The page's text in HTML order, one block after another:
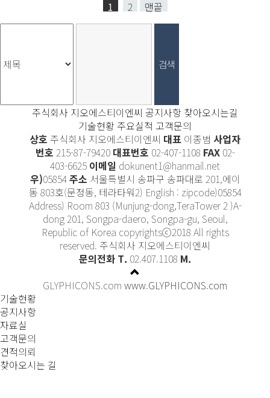
1 2 맨끝
주식회사 지오에스티이엔씨 공지사항 찾아오시는길
기술현황 주요실적 고객문의
상호 주식회사 지오에스티이엔씨 대표 이종범 사업자
번호 215-87-79420 대표번호 02-407-1108 FAX02-
403-6625 이메일 dokunent1@hanmail.net
우)05854주소 서울특별시 송파구 송파대로 201,에이
동 803호(문정동, 테라타워2) English : zipcode)05854
Address) Room 803 (Munjung-dong,TeraTower 2 )A-
dong 201, Songpa-daero, Songpa-gu, Seoul,
Republic of Korea copyrightsⓒ2018 All rights
reserved. 주식회사 지오에스티이엔씨
문의전화 T. 02.407.1108 M.
GLYPHICONS.com www.GLYPHICONS.com
기술현황
공지사항
자료실
고객문의
견적의뢰
찾아오시는 길